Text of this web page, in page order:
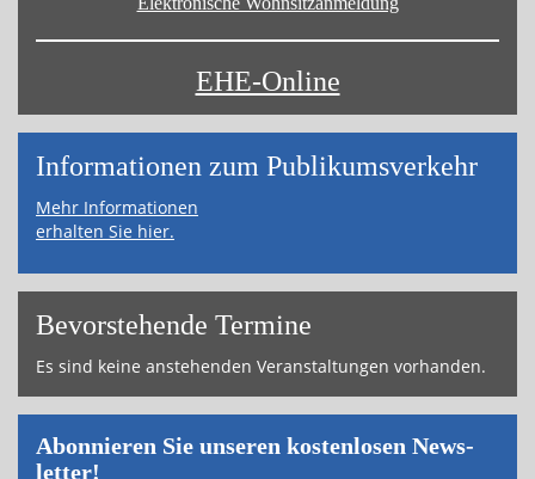
EHE-Online
Informa­tionen zum Publikums­­verkehr
Mehr Informationen
erhalten Sie hier.
Bevor­ste­hende Ter­mi­ne
Es sind keine an­ste­hen­den Ver­an­stal­tun­gen vor­han­den.
Abon­nie­ren Sie un­se­ren kos­ten­lo­sen News­
let­ter!